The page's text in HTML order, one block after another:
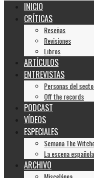
INICIO
CRÍTICAS
Reseñas
Revisiones
Libros
ARTÍCULOS
ENTREVISTAS
Personas del
Off the records
PODCAST
VÍDEOS
ESPECIALES
Semana The
La escena española
ARCHIVO